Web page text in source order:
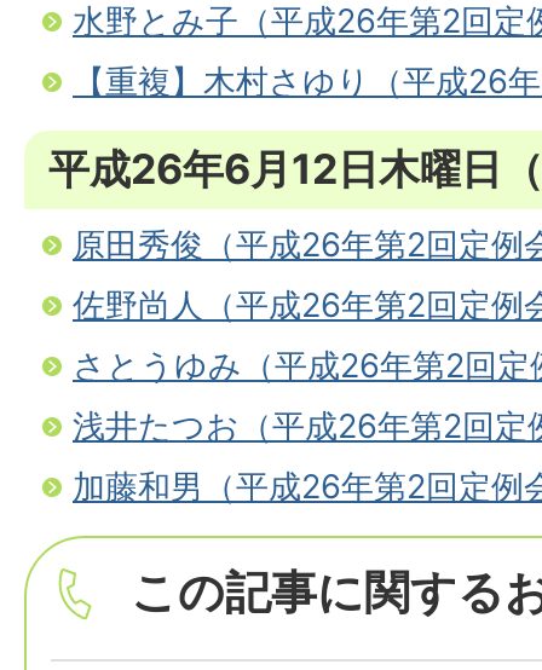
水野とみ子（平成26年第2回定
【重複】木村さゆり（平成26
平成26年6月12日木曜日
原田秀俊（平成26年第2回定例
佐野尚人（平成26年第2回定例
さとうゆみ（平成26年第2回定
浅井たつお（平成26年第2回定
加藤和男（平成26年第2回定例
この記事に関する